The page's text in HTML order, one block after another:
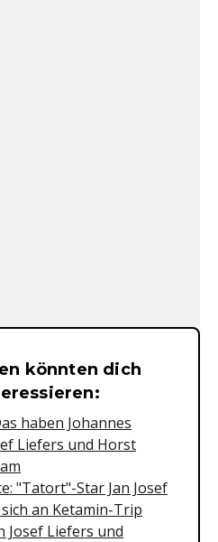
&
könnten dich
haben Johannes
Liefers und Horst
"Tatort"-Star Jan Josef
an Ketamin-Trip
Josef Liefers und